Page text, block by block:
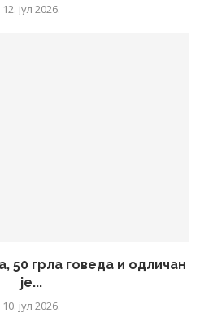
12. јул 2026.
50 грла говеда и одличан
је...
10. јул 2026.